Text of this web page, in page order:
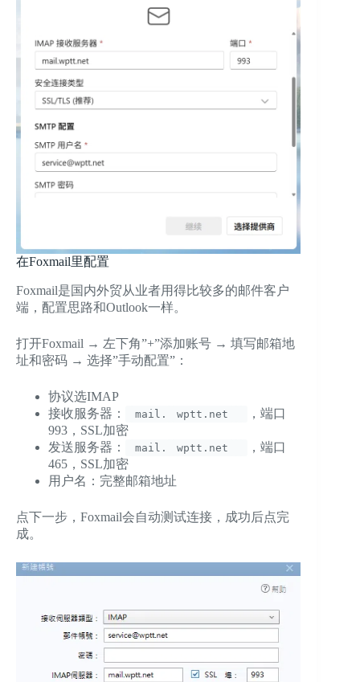
在Foxmail里配置
Foxmail是国内外贸从业者用得比较多的邮件客户
端，配置思路和Outlook一样。
打开Foxmail → 左下角”+”添加账号 → 填写邮箱地
址和密码 → 选择”手动配置”：
协议选IMAP
接收服务器：
mail. wptt.net
，端口
993，SSL加密
发送服务器：
mail. wptt.net
，端口
465，SSL加密
用户名：完整邮箱地址
点下一步，Foxmail会自动测试连接，成功后点完
成。